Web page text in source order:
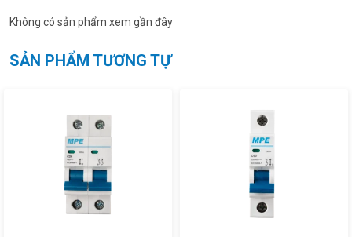
Không có sản phẩm xem gần đây
SẢN PHẨM TƯƠNG TỰ